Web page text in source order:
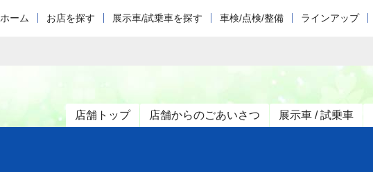
ホーム お店を探す 展示車/試乗車を探す 車検/点検/整備 ラインアップ
店舗トップ 店舗からのごあいさつ 展示車 / 試乗車